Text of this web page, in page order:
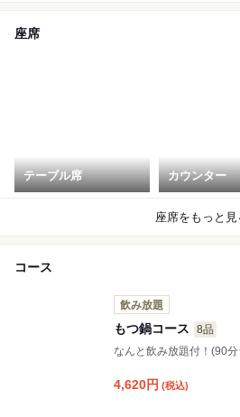
座席
テーブル席 カウンター
座席をもっと見
コース
飲み放題
もつ鍋コース
8品
なんと飲み放題付！(90
4,620円 (税込)